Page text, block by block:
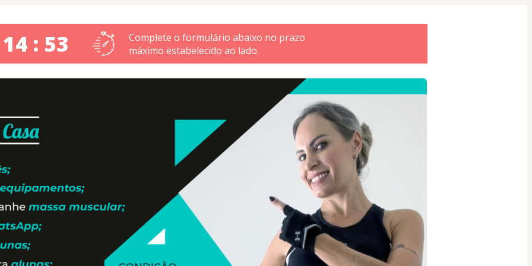
: 53
Complete o formulário abaixo no prazo
máximo estabelecido ao lado.